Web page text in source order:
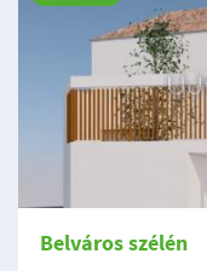
Belváros szélén